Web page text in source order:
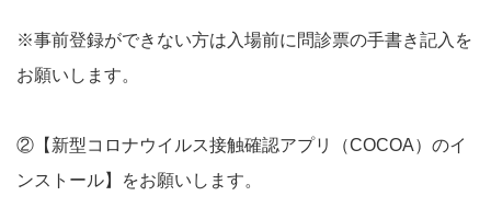
※事前登録ができない方は入場前に問診票の手書き記入を
お願いします。
②【新型コロナウイルス接触確認アプリ（COCOA）のイ
ンストール】をお願いします。